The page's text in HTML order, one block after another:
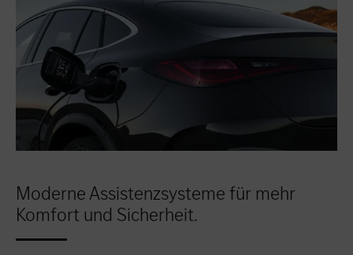
Moderne Assistenzsysteme für mehr
Komfort und Sicherheit.